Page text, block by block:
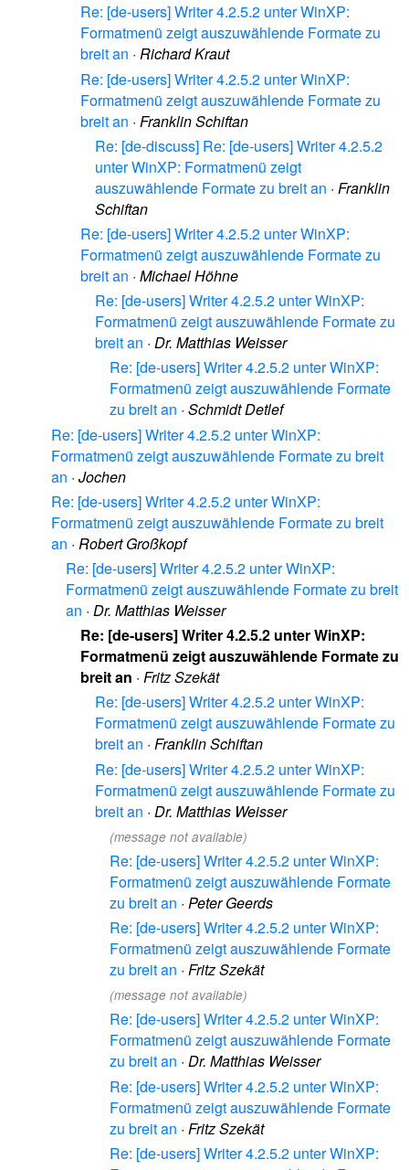
Re: [de-users] Writer 4.2.5.2 unter WinXP:
Formatmenü zeigt auszuwählende Formate zu
breit an · Richard Kraut
Re: [de-users] Writer 4.2.5.2 unter WinXP:
Formatmenü zeigt auszuwählende Formate zu
breit an · Franklin Schiftan
Re: [de-discuss] Re: [de-users] Writer 4.2.5.2
unter WinXP: Formatmenü zeigt
auszuwählende Formate zu breit an · Franklin
Schiftan
Re: [de-users] Writer 4.2.5.2 unter WinXP:
Formatmenü zeigt auszuwählende Formate zu
breit an · Michael Höhne
Re: [de-users] Writer 4.2.5.2 unter WinXP:
Formatmenü zeigt auszuwählende Formate zu
breit an · Dr. Matthias Weisser
Re: [de-users] Writer 4.2.5.2 unter WinXP:
Formatmenü zeigt auszuwählende Formate
zu breit an · Schmidt Detlef
Re: [de-users] Writer 4.2.5.2 unter WinXP:
Formatmenü zeigt auszuwählende Formate zu breit
an · Jochen
Re: [de-users] Writer 4.2.5.2 unter WinXP:
Formatmenü zeigt auszuwählende Formate zu breit
an · Robert Großkopf
Re: [de-users] Writer 4.2.5.2 unter WinXP:
Formatmenü zeigt auszuwählende Formate zu breit
an · Dr. Matthias Weisser
Re: [de-users] Writer 4.2.5.2 unter WinXP:
Formatmenü zeigt auszuwählende Formate zu
breit an · Fritz Szekät
Re: [de-users] Writer 4.2.5.2 unter WinXP:
Formatmenü zeigt auszuwählende Formate zu
breit an · Franklin Schiftan
Re: [de-users] Writer 4.2.5.2 unter WinXP:
Formatmenü zeigt auszuwählende Formate zu
breit an · Dr. Matthias Weisser
(message not available)
Re: [de-users] Writer 4.2.5.2 unter WinXP:
Formatmenü zeigt auszuwählende Formate
zu breit an · Peter Geerds
Re: [de-users] Writer 4.2.5.2 unter WinXP:
Formatmenü zeigt auszuwählende Formate
zu breit an · Fritz Szekät
(message not available)
Re: [de-users] Writer 4.2.5.2 unter WinXP:
Formatmenü zeigt auszuwählende Formate
zu breit an · Dr. Matthias Weisser
Re: [de-users] Writer 4.2.5.2 unter WinXP:
Formatmenü zeigt auszuwählende Formate
zu breit an · Fritz Szekät
Re: [de-users] Writer 4.2.5.2 unter WinXP: